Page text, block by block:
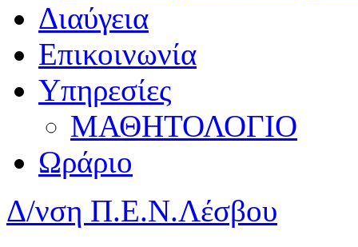
Διαύγεια
Επικοινωνία
Υπηρεσίες
ΜΑΘΗΤΟΛΟΓΙΟ
Ωράριο
Δ/νση Π.Ε.Ν.Λέσβου